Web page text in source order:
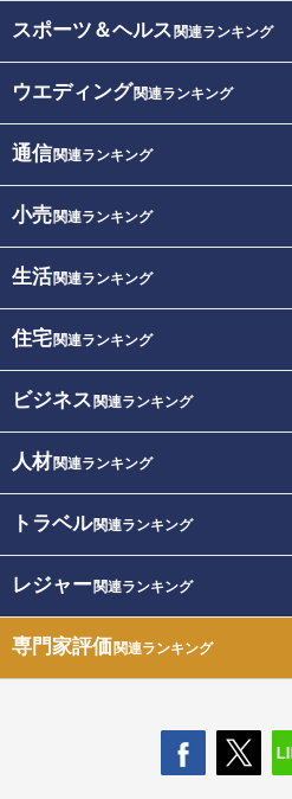
スポーツ＆ヘルス 関連ランキング
ウエディング関連ランキング
通信関連ランキング
小売関連ランキング
生活関連ランキング
住宅関連ランキング
ビジネス 関連ランキング
人材関連ランキング
トラベル関連ランキング
レジャー関連ランキング
専門家評価関連ランキング